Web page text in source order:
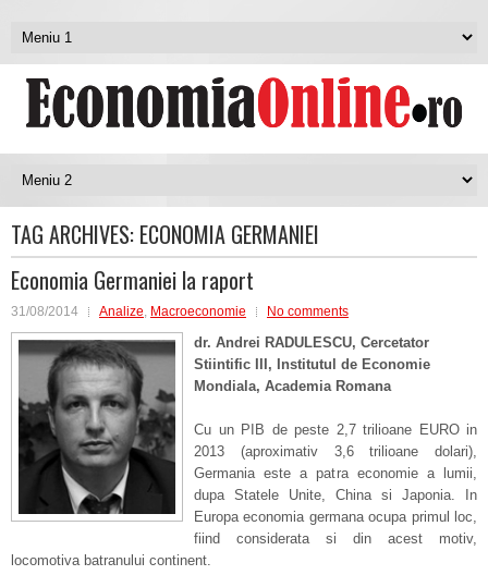
TAG ARCHIVES: ECONOMIA GERMANIEI
Economia Germaniei la raport
31/08/2014 Analize, Macroeconomie No comments
dr. Andrei RADULESCU, Cercetator
Stiintific III, Institutul de Economie
Mondiala, Academia Romana
Cu un PIB de peste 2,7 trilioane EURO in
2013 (aproximativ 3,6 trilioane dolari),
Germania este a patra economie a lumii,
dupa Statele Unite, China si Japonia. In
Europa economia germana ocupa primul loc,
fiind considerata si din acest motiv,
locomotiva batranului continent.